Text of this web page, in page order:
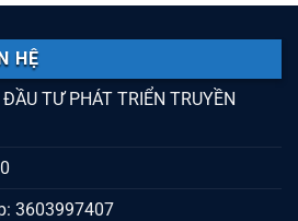
HỆ
TƯ PHÁT TRIỂN TRUYỀN
3603997407